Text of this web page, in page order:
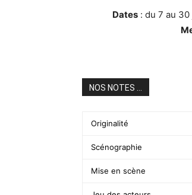
Dates : du 7 au
NOS NOTES ...
Originalité
Scénographie
Mise en scène